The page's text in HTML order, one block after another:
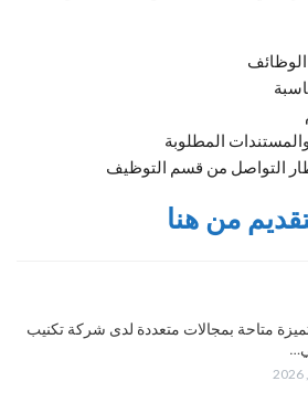
المطلوبة
التواصل من قسم التوظيف
من هنا
متاحة بمجالات متعددة لدى شركة تكنيب